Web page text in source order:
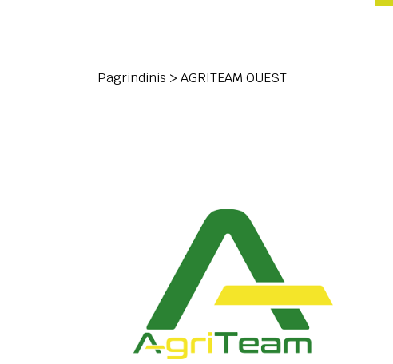
Pagrindinis > AGRITEAM OUEST